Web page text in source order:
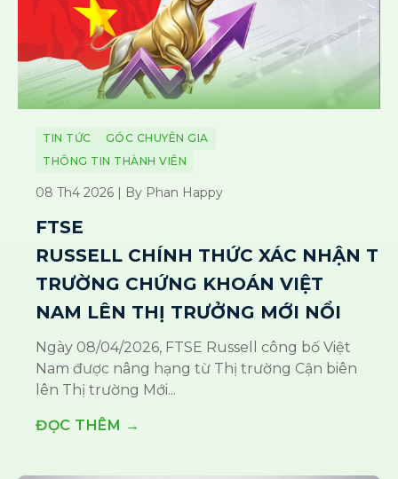
TIN TỨC
GÓC CHUYÊN GIA
THÔNG TIN THÀNH VIÊN
08 Th4 2026 | By Phan Happy
FTSE
RUSSELL CHÍNH THỨC XÁC NHẬN
TRƯỜNG CHỨNG KHOÁN VIỆT
NAM LÊN THỊ TRƯỞNG MỚI NỔI
Ngày 08/04/2026, FTSE Russell công bố Việt
Nam được nâng hạng từ Thị trường Cận biên
lên Thị trường Mới...
ĐỌC THÊM →